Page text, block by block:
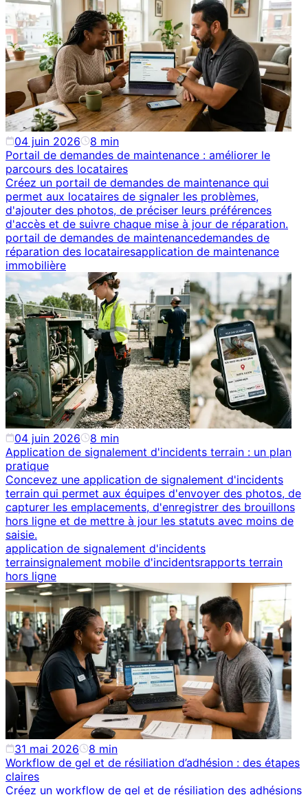
04 juin 2026 8 min
Portail de demandes de maintenance : améliorer le
parcours des locataires
Créez un portail de demandes de maintenance qui
permet aux locataires de signaler les problèmes,
d'ajouter des photos, de préciser leurs préférences
d'accès et de suivre chaque mise à jour de réparation.
portail de demandes de maintenancedemandes de
réparation des locatairesapplication de maintenance
immobilière
04 juin 2026 8 min
Application de signalement d'incidents terrain : un plan
pratique
Concevez une application de signalement d'incidents
terrain qui permet aux équipes d'envoyer des photos, de
capturer les emplacements, d'enregistrer des brouillons
hors ligne et de mettre à jour les statuts avec moins de
saisie.
application de signalement d'incidents
terrainsignalement mobile d'incidentsrapports terrain
hors ligne
31 mai 2026 8 min
Workflow de gel et de résiliation d’adhésion : des étapes
claires
Créez un workflow de gel et de résiliation des adhésions